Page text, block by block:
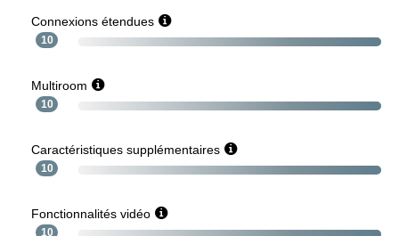
Connexions étendues
10
Multiroom
10
Caractéristiques supplémentaires
10
Fonctionnalités vidéo
10